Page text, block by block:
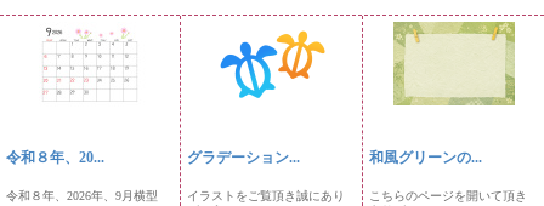
令和８年、20...
令和８年、2026年、9月横型
グラデーション...
イラストをご覧頂き誠にあり
和風グリーンの...
こちらのページを開いて頂き